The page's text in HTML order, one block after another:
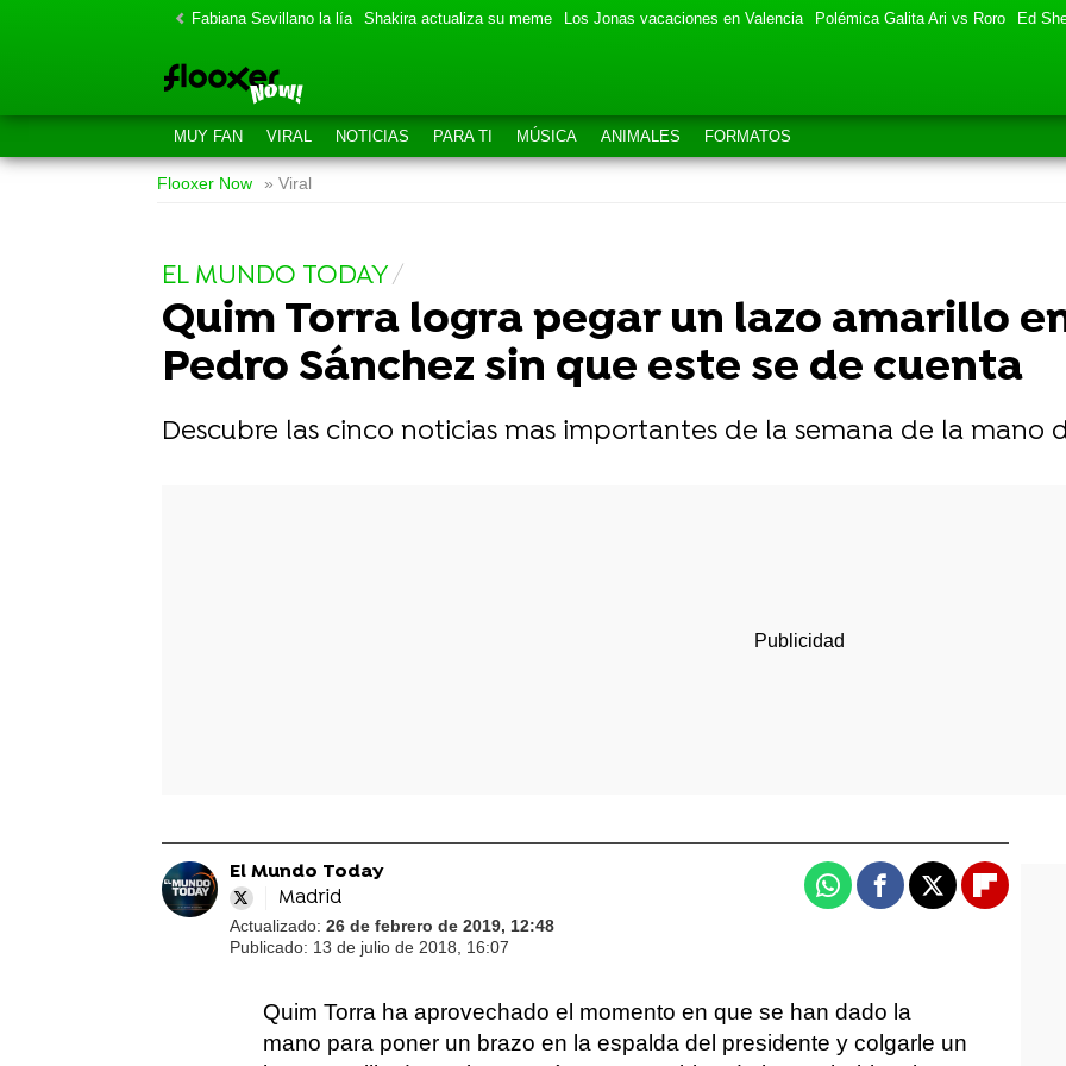
Fabiana Sevillano la lía Shakira actualiza su meme Los Jonas vacaciones en Valencia Polémica Galita Ari vs Roro Ed
MUY FAN VIRAL NOTICIAS PARA TI MÚSICA ANIMALES FORMATOS
Flooxer Now » Viral
EL MUNDO TODAY
Quim Torra logra pegar un lazo amarillo
Pedro Sánchez sin que este se de cuenta
Descubre las cinco noticias mas importantes de la semana de la mano
El Mundo Today
Madrid
Actualizado: 26 de febrero de 2019, 12:48
Publicado: 13 de julio de 2018, 16:07
WhatsappFacebook
X
Quim Torra ha aprovechado el momento en que se han dado la
mano para poner un brazo en la espalda del presidente y colgarle un